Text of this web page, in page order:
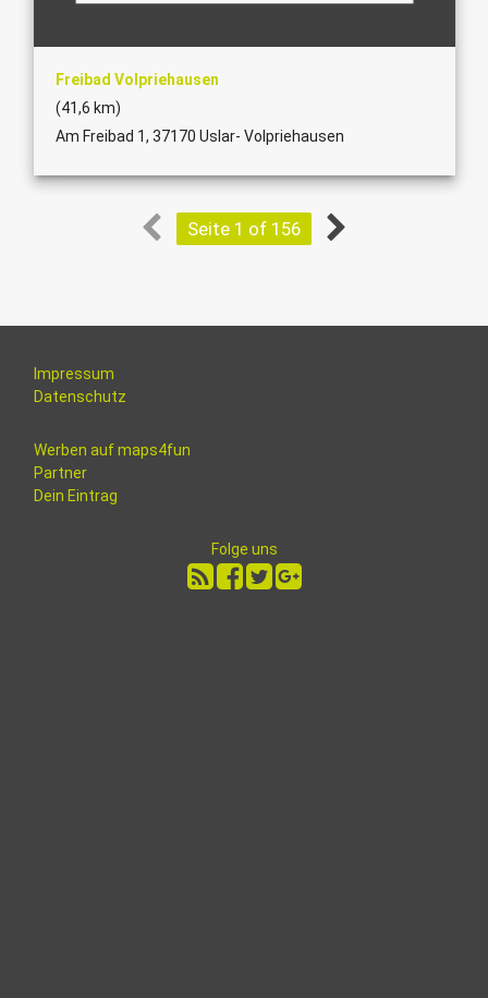
Freibad Volpriehausen
(41,6 km)
Am Freibad 1, 37170 Uslar- Volpriehausen
Seite 1 of 156
Impressum
Datenschutz
Werben auf maps4fun
Partner
Dein Eintrag
Folge uns